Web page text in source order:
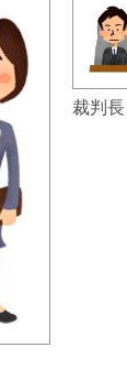
裁判